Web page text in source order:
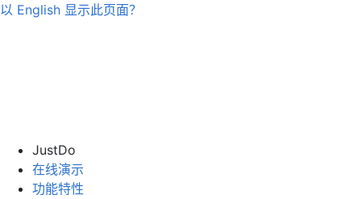
以 English 显示此页面？
JustDo
在线演示
功能特性